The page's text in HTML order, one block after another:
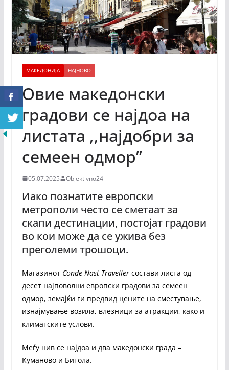
МАКЕДОНИЈА НАЈНОВО
Овие македонски
градови се најдоа на
листата ,,најдобри за
семеен одмор’’
05.07.2025 Objektivno24
Иако познатите европски
метрополи често се сметаат за
скапи дестинации, постојат градови
во кои може да се ужива без
преголеми трошоци.
МагазинотConde Nast Travellerсостави листа од
десет најповолни европски градови за семеен
одмор, земајќи ги предвид цените на сместување,
изнајмување возила, влезници за атракции, како и
климатските услови.
Меѓу нив се најдоа и два македонски града –
Куманово и Битола.